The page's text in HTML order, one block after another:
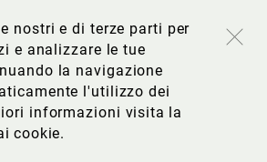
nostri e di terze parti per
e analizzare le tue
la navigazione
l'utilizzo dei
informazioni visita la
cookie.